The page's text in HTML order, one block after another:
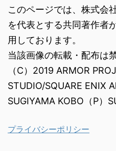
このページでは、株式会
を代表とする共同著作者
用しております。
当該画像の転載・配布は
（C）2019 ARMOR
STUDIO/SQUARE ENIX
SUGIYAMA KOBO（P）
プライバシーポリシー